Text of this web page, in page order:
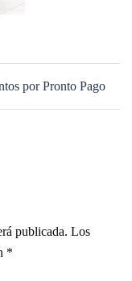
por Pronto Pago
publicada. Los
*